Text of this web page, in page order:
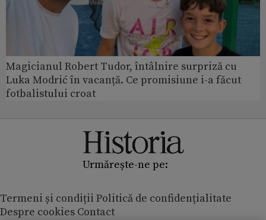
Magicianul Robert Tudor, întâlnire surpriză cu
Luka Modrić în vacanță. Ce promisiune i-a făcut
fotbalistului croat
Urmărește-ne pe:
Termeni și condiții Politică de confidențialitate
Despre cookies Contact